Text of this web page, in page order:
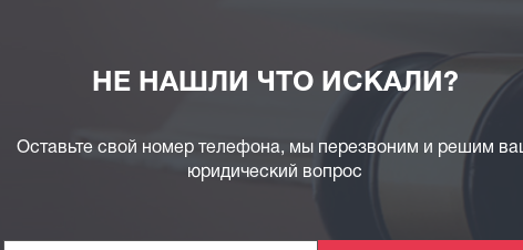
НЕ НАШЛИ ЧТО ИСКАЛИ?
Оставьте свой номер телефона, мы перезвоним и решим
юридический вопрос